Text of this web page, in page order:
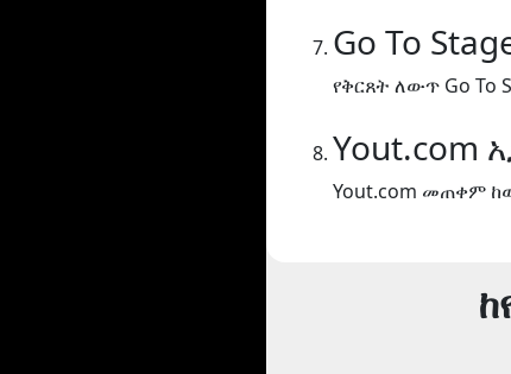
Go To
የቅርጸት ለውጥ Go To
Yout.com
Yout.com መጠቀም